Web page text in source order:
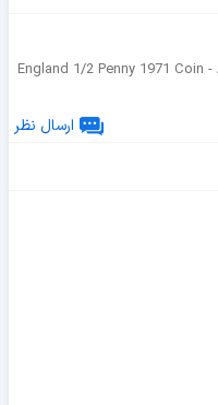
England 1/2 Penny 1971 Coin -
ارسال نظر